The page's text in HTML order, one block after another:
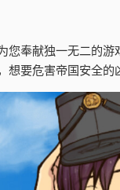
奉献独一无二的
要危害帝国安全的